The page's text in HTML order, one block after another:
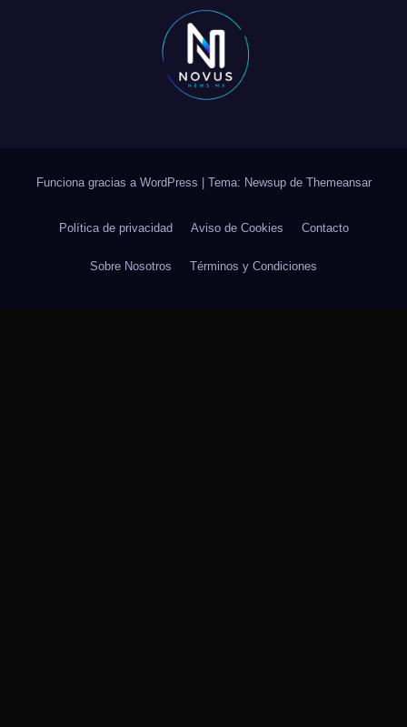
Funciona gracias a WordPress Tema: Newsup de Themeansar
Política de privacidad Aviso de Cookies Contacto
Sobre Nosotros Términos y Condiciones